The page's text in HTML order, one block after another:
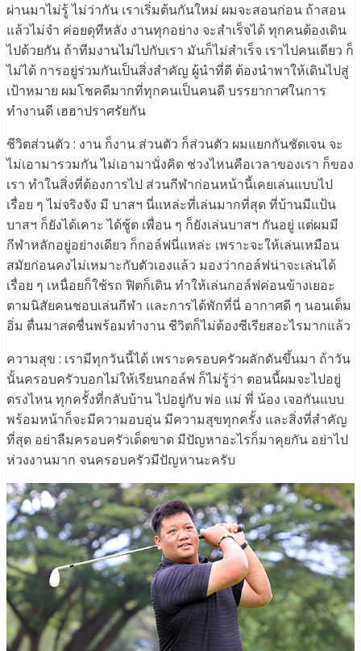
ผ่านมาไม่รู้ ไม่ว่ากัน เราเริ่มต้นกันใหม่ ผมจะสอนก่อน ถ้าสอน
แล้วไม่จำ ค่อยดุทีหลัง งานทุกอย่าง จะสำเร็จได้ ทุกคนต้องเดิน
ไปด้วยกัน ถ้าทีมงานไม่ไปกับเรา มันก็ไม่สำเร็จ เราไปคนเดียว ก็
ไม่ได้ การอยู่ร่วมกันเป็นสิ่งสำคัญ ผู้นำที่ดี ต้องนำพาให้เดินไปสู่
เป้าหมาย ผมโชคดีมากที่ทุกคนเป็นคนดี บรรยากาศในการ
ทำงานดี เฮฮาปราศรัยกัน
ชีวิตส่วนตัว : งาน ก็งาน ส่วนตัว ก็ส่วนตัว ผมแยกกันชัดเจน จะ
ไม่เอามารวมกัน ไม่เอามานั่งคิด ช่วงไหนคือเวลาของเรา ก็ของ
เรา ทำในสิ่งที่ต้องการไป ส่วนกีฬาก่อนหน้านี้เคยเล่นแบบไป
เรื่อย ๆ ไม่จริงจัง มี บาสฯ นี่แหล่ะที่เล่นมากที่สุด ที่บ้านมีแป้น
บาสฯ ก็ยังได้เคาะ ได้ชู้ต เพื่อน ๆ ก็ยังเล่นบาสฯ กันอยู่ แต่ผมมี
กีฬาหลักอยู่อย่างเดียว ก็กอล์ฟนี่แหล่ะ เพราะจะให้เล่นเหมือน
สมัยก่อนคงไม่เหมาะกับตัวเองแล้ว มองว่ากอล์ฟน่าจะเล่นได้
เรื่อย ๆ เหนื่อยก็ใช้รถ ฟิตก็เดิน ทำให้เล่นกอล์ฟค่อนข้างเยอะ
ตามนิสัยคนชอบเล่นกีฬา และการได้พักที่นี่ อากาศดี ๆ นอนเต็ม
อิ่ม ตื่นมาสดชื่นพร้อมทำงาน ชีวิตก็ไม่ต้องซีเรียสอะไรมากแล้ว
ความสุข : เรามีทุกวันนี้ได้ เพราะครอบครัวผลักดันขึ้นมา ถ้าวัน
นั้นครอบครัวบอกไม่ให้เรียนกอล์ฟ ก็ไม่รู้ว่า ตอนนี้ผมจะไปอยู่
ตรงไหน ทุกครั้งที่กลับบ้าน ไปอยู่กับ พ่อ แม่ พี่ น้อง เจอกันแบบ
พร้อมหน้าก็จะมีความอบอุ่น มีความสุขทุกครั้ง และสิ่งที่สำคัญ
ที่สุด อย่าลืมครอบครัวเด็ดขาด มีปัญหาอะไรก็มาคุยกัน อย่าไป
ห่วงงานมาก จนครอบครัวมีปัญหานะครับ